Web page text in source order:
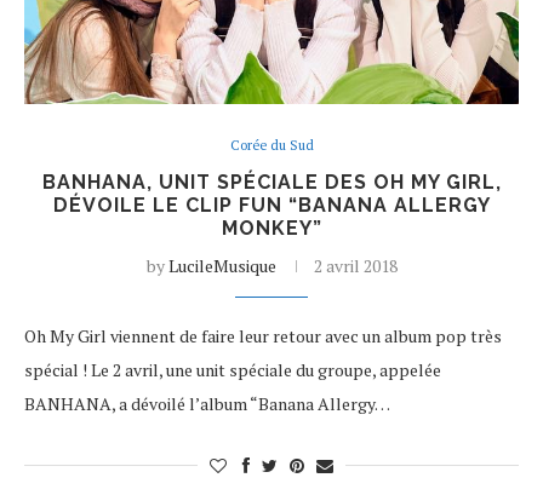
Corée du Sud
BANHANA, UNIT SPÉCIALE DES OH MY GIRL,
DÉVOILE LE CLIP FUN “BANANA ALLERGY
MONKEY”
byLucileMusique 2 avril 2018
Oh My Girl viennent de faire leur retour avec un album pop très
spécial ! Le 2 avril, une unit spéciale du groupe, appelée
BANHANA, a dévoilé l’album “Banana Allergy…